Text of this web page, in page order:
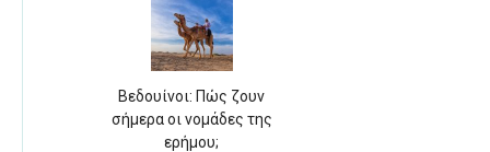
Βεδουίνοι: Πώς ζουν
σήμερα οι νομάδες της
ερήμου;